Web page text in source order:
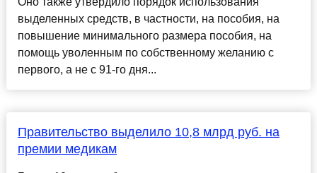
выделенных средств, в частности, на пособия, на
повышение минимального размера пособия, на
помощь уволенным по собственному желанию с
первого, а не с 91-го дня...
Правительство выделило 10,8 млрд руб. на
премии медикам